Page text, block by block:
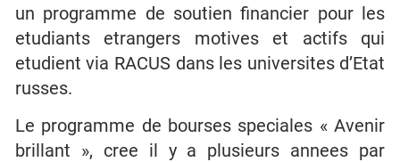
un programme de soutien financier pour les
etudiants etrangers motives et actifs qui
etudient via RACUS dans les universites d’Etat
russes.
Le programme de bourses speciales « Avenir
brillant », cree il y a plusieurs annees par